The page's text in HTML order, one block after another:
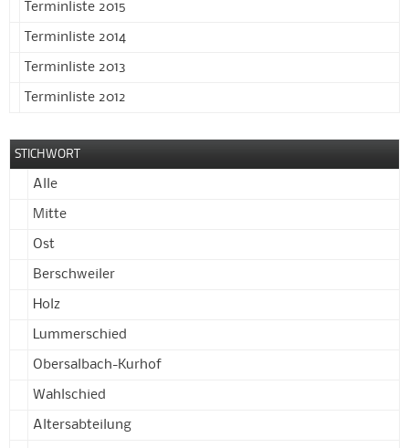
Terminliste 2015
Terminliste 2014
Terminliste 2013
Terminliste 2012
STICHWORT
Alle
Mitte
Ost
Berschweiler
Holz
Lummerschied
Obersalbach-Kurhof
Wahlschied
Altersabteilung